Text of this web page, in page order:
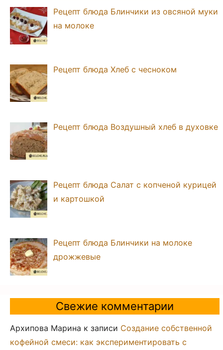
Рецепт блюда Блинчики из овсяной муки
на молоке
Рецепт блюда Хлеб с чесноком
Рецепт блюда Воздушный хлеб в духовке
Рецепт блюда Салат с копченой курицей
и картошкой
Рецепт блюда Блинчики на молоке
дрожжевые
Свежие комментарии
Архипова Марина к записи Создание собственной
кофейной смеси: как экспериментировать с